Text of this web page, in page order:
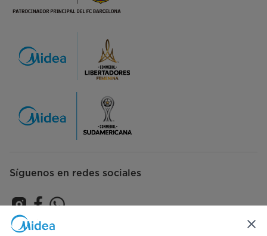
Síguenos en redes sociales
Suscríbase para recibir las últimas novedades y ofertas de